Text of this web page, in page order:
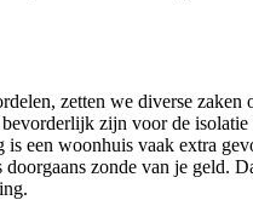
zetten we diverse zaken
zijn voor de isolatie
is een woonhuis vaak extra
zonde van je geld.